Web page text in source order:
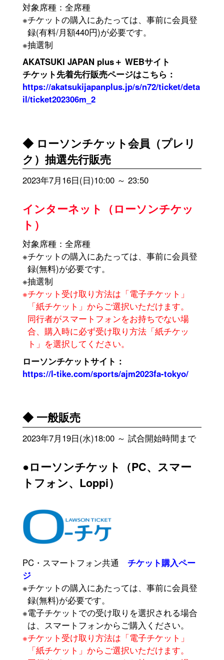
対象席種：全席種
※チケットの購入にあたっては、事前に会員登
録(有料/月額440円)が必要です。
※抽選制
AKATSUKI JAPAN plus＋ WEBサイト
チケット先着先行販売ページはこちら：
https://akatsukijapanplus.jp/s/n72/ticket/deta
il/ticket202306m_2
◆ ローソンチケット会員（プレリ
ク）抽選先行販売
2023年7月16日(日)10:00 ～ 23:50
インターネット（ローソンチケッ
ト）
対象席種：全席種
※チケットの購入にあたっては、事前に会員登
録(無料)が必要です。
※抽選制
※チケット受け取り方法は「電子チケット」
「紙チケット」からご選択いただけます。
同行者がスマートフォンをお持ちでない場
合、購入時に必ず受け取り方法「紙チケッ
ト」を選択してください。
ローソンチケットサイト：
https://l-tike.com/sports/ajm2023fa-tokyo/
◆ 一般販売
2023年7月19日(水)18:00 ～ 試合開始時間まで
●ローソンチケット（PC、スマー
トフォン、Loppi）
PC・スマートフォン共通チケット購入ペー
ジ
※チケットの購入にあたっては、事前に会員登
録(無料)が必要です。
※電子チケットでの受け取りを選択される場合
は、スマートフォンからご購入ください。
※チケット受け取り方法は「電子チケット」
「紙チケット」からご選択いただけます。